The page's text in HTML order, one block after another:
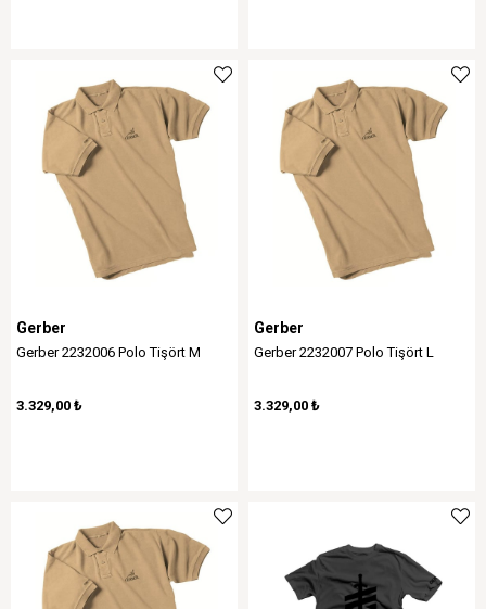
Gerber
Gerber 2232006 Polo Tişört M
3.329,00 ₺
Gerber
Gerber 2232007 Polo Tişört L
3.329,00 ₺